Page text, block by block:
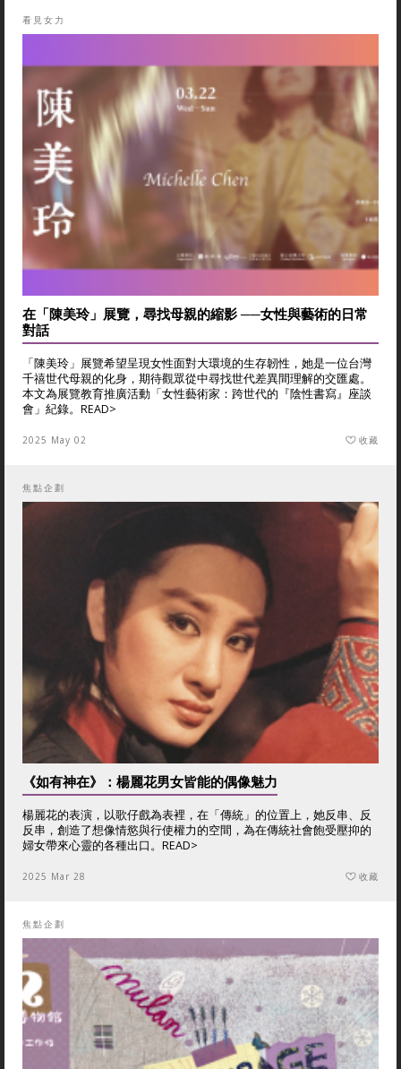
看見女力
在「陳美玲」展覽，尋找母親的縮影 ──女性與藝術的日常
對話
「陳美玲」展覽希望呈現女性面對大環境的生存韌性，她是一位台灣
千禧世代母親的化身，期待觀眾從中尋找世代差異間理解的交匯處。
本文為展覽教育推廣活動「女性藝術家：跨世代的『陰性書寫』座談
會」紀錄。 READ>
2025 May 02 收藏
焦點企劃
《如有神在》：楊麗花男女皆能的偶像魅力
楊麗花的表演，以歌仔戲為表裡，在「傳統」的位置上，她反串、反
反串，創造了想像情慾與行使權力的空間，為在傳統社會飽受壓抑的
婦女帶來心靈的各種出口。 READ>
2025 Mar 28 收藏
焦點企劃